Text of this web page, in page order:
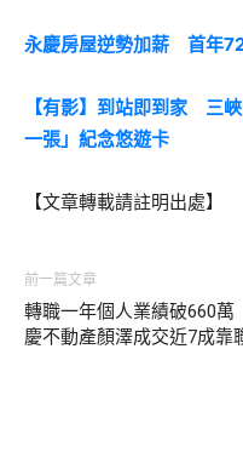
永慶房屋逆勢加薪 首年
【有影】到站即到家 三
一張」紀念悠遊卡
【文章轉載請註明出處】
前一篇文章
轉職一年個人業績破660
慶不動產顏澤成交近7成靠